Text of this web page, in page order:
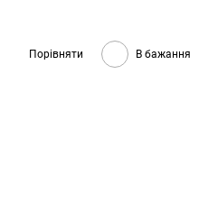
Порівняти В бажання